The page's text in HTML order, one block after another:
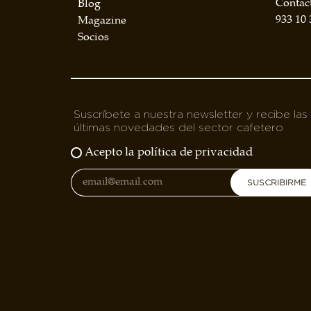
BOLSA DE TRABAJO
¡te imaginas vivir de tu pasión por el café?
Blog
Magazine
Socios
933 10
Suscríbete a nuestra newsletter y recibe las
últimas novedades del sector cafetero
Acepto la política de privacidad
SUSCRIBIRME